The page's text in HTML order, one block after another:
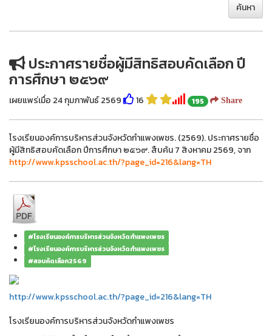
ค้นหา
ประกาศรายชื่อผู้มีสิทธิสอบคัดเลือก ปี
การศึกษา ๒๕๖๙
เผยแพร่เมื่อ 24 กุมภาพันธ์ 2569 16 195 Share
โรงเรียนองค์การบริหารส่วนจังหวัดกำแพงเพชร. (2569). ประกาศรายชื่อ
ผู้มีสิทธิสอบคัดเลือก ปีการศึกษา ๒๕๖๙. สืบค้น 7 สิงหาคม 2569, จาก
http://www.kpsschool.ac.th/?page_id=216&lang=TH
#โรงเรียนองค์การบริหารส่วนจังหวัดกำแพงเพชร
#โรงเรียนองค์การบริหารส่วนจังหวัดกำแพงเพชร
#สอบคัดเลือก2569
http://www.kpsschool.ac.th/?page_id=216&lang=TH
โรงเรียนองค์การบริหารส่วนจังหวัดกำแพงเพชร